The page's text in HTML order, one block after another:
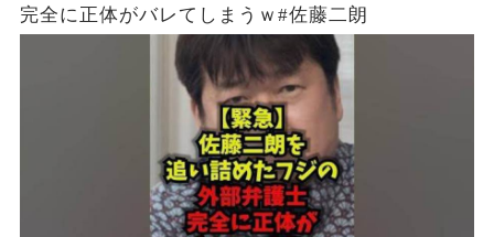
完全に正体がバレてしまうｗ#佐藤二朗